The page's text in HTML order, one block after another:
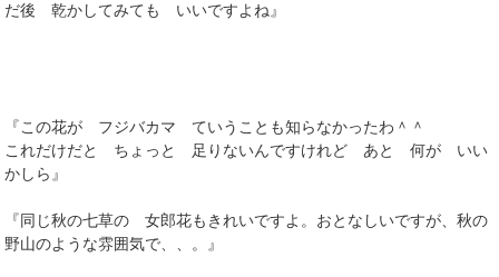
だ後 乾かしてみても いいですよね』
『この花が フジバカマ ていうことも知らなかったわ＾＾
これだけだと ちょっと 足りないんですけれど あと 何が いい
かしら』
『同じ秋の七草の 女郎花もきれいですよ。おとなしいですが、秋の
野山のような雰囲気で、、。』